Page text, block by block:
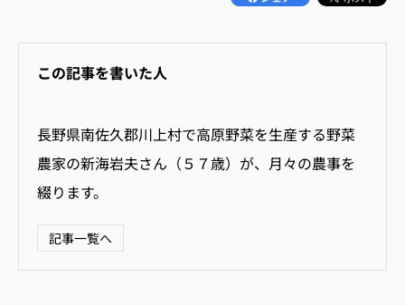
この記事を書いた人
長野県南佐久郡川上村で高原野菜を生産する野菜
農家の新海岩夫さん（５７歳）が、月々の農事を
綴ります。
記事一覧へ